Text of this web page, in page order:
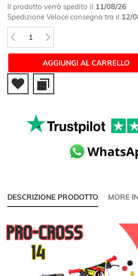
Il prodotto verrà spedito il 11/08/26
Spedizione Veloce consegna tra il 12/
AGGIUNGI AL CARRELLO
DESCRIZIONE PRODOTTO MORE